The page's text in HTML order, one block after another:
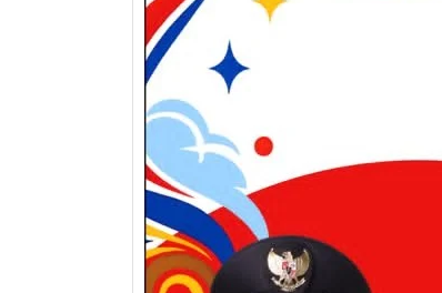
Selamat Hari Jadi
Kota Cimahi
⚜️ Selamat Hari Jadi
Cimahi! Pramuka hadir,
mengabdi,…